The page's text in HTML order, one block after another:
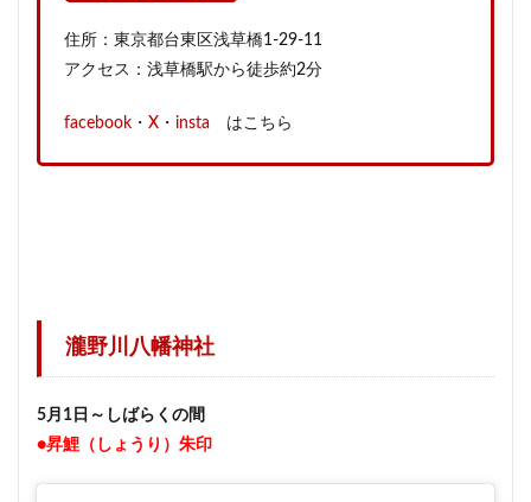
住所：東京都台東区浅草橋1-29-11
アクセス：浅草橋駅から徒歩約2分
facebook ・ X ・ insta はこちら
瀧野川八幡神社
5月1日～しばらくの間
●昇鯉（しょうり）朱印